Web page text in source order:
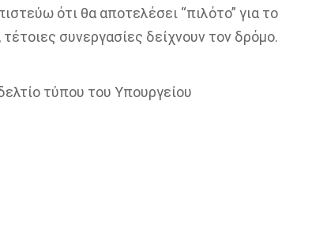
ότι θα αποτελέσει “πιλότο” για το
συνεργασίες δείχνουν τον δρόμο.
τύπου του Υπουργείου